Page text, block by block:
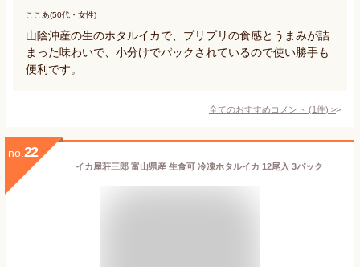
ここあ(50代・女性)
山陰沖産の生のホタルイカで、プリプリの食感とうまみが詰
まった味わいで、小分けでパックされているので使い勝手も
便利です。
全てのおすすめコメント (1件) >
no. 22
イカ屋荘三郎 富山県産 生食可 冷凍ホタルイカ 12尾入 3パック